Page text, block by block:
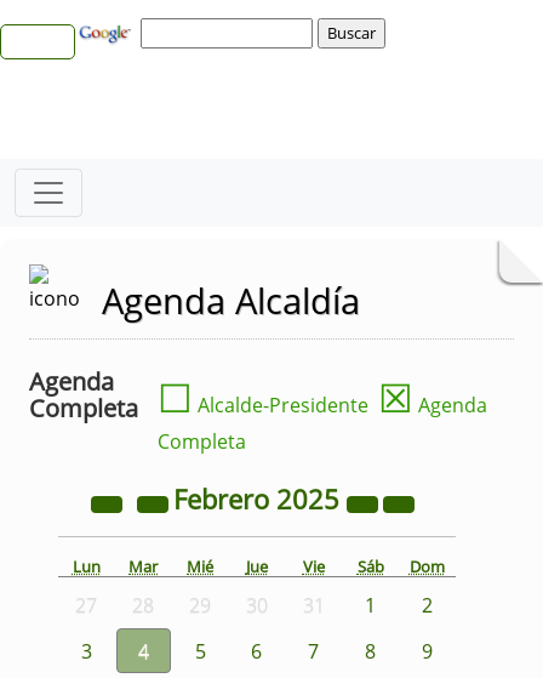
Agenda Alcaldía
Agenda
Completa
☐ Alcalde-Presidente ☒ Agenda
Completa
Febrero 2025
Lun Mar Mié Jue Vie Sáb Dom
27 28 29 30 31 1
2
3
4 5 6 7 8
9